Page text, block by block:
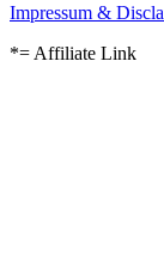
Impressum &
*= Affiliate Link